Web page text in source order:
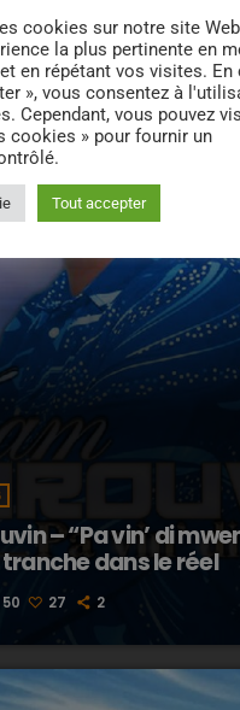
– “Pa vin’ di
tranche dans le réel
50 27 2
cookies sur notre site
la plus pertinente en
en répétant vos visites. En
», vous consentez à
Cependant, vous pouvez
cookies » pour fournir un
Tout accepter